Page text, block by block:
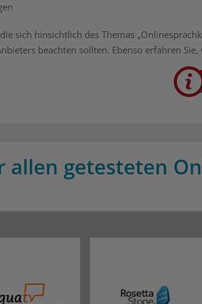
sich hinsichtlich des Themas
beachten sollten. Ebenso erfahren
allen getesteten